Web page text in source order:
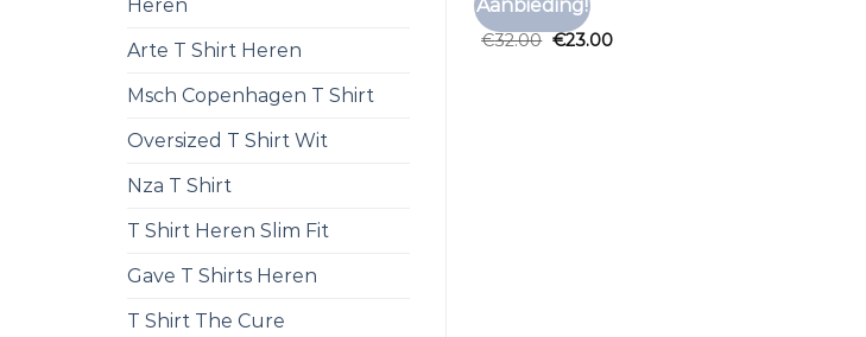
Heren
Arte T Shirt Heren
Msch Copenhagen T Shirt
Oversized T Shirt Wit
Nza T Shirt
T Shirt Heren Slim Fit
Gave T Shirts Heren
T Shirt The Cure
Aanbieding!
tno t shirt
€32.00 €23.00